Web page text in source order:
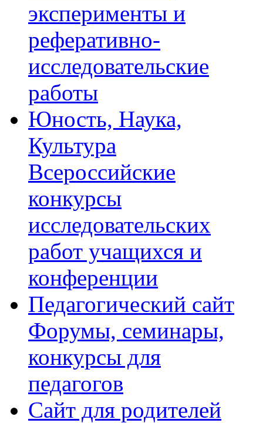
эксперименты и
реферативно-
исследовательские
работы
Юность, Наука,
Культура
Всероссийские
конкурсы
исследовательских
работ учащихся и
конференции
Педагогический сайт
Форумы, семинары,
конкурсы для
педагогов
Сайт для родителей